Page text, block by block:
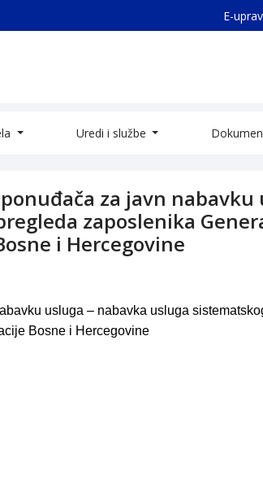
E-
Uredi i službe
za javn nabavku
zaposlenika
i Hercegovine
usluga – nabavka usluga
Bosne i Hercegovine